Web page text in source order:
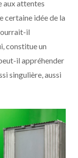
attentes
certaine idée de la
il
constitue un
il appréhender
singulière, aussi